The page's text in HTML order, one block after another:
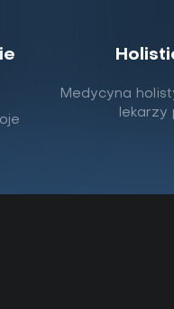
reagować?
szeregiem
Medycyna
lekarzy